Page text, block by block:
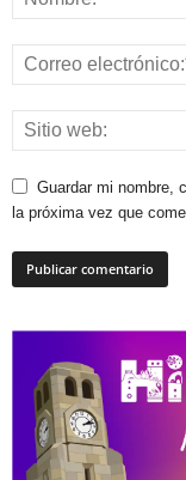
Guardar mi nombre,
la próxima vez que